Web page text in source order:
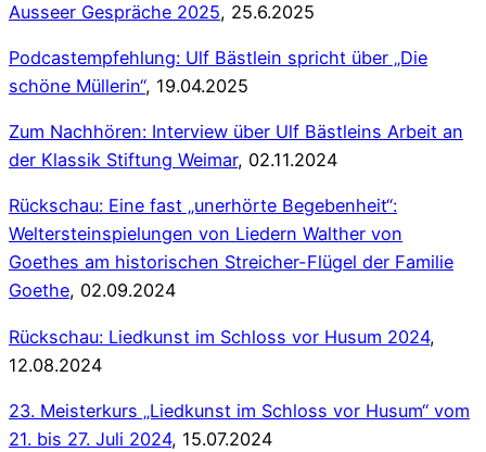
Ausseer Gespräche 2025, 25.6.2025
Podcastempfehlung: Ulf Bästlein spricht über „Die
schöne Müllerin“, 19.04.2025
Zum Nachhören: Interview über Ulf Bästleins Arbeit an
der Klassik Stiftung Weimar, 02.11.2024
Rückschau: Eine fast „unerhörte Begebenheit“:
Weltersteinspielungen von Liedern Walther von
Goethes am historischen Streicher-Flügel der Familie
Goethe, 02.09.2024
Rückschau: Liedkunst im Schloss vor Husum 2024,
12.08.2024
23. Meisterkurs „Liedkunst im Schloss vor Husum“ vom
21. bis 27. Juli 2024, 15.07.2024